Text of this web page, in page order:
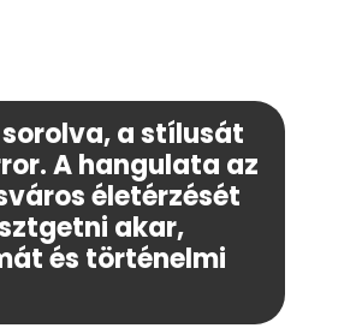
a stílusát
A hangulata az
életérzését
akar,
és történelmi